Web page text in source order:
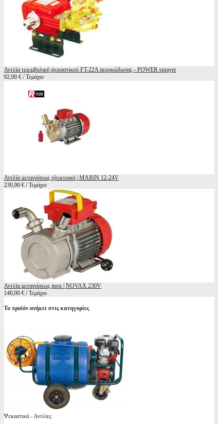
Αντλία τριεμβολική ψεκαστικού FT-22A αεροκώδωνας - POWER sprayer
92,00 € / Τεμάχιο
Αντλία μεταγγίσεως ηλεκτρική | ΜARIN 12-24V
230,00 € / Τεμάχιο
Αντλία μεταγγίσεως inox | NOVAX 230V
140,00 € / Τεμάχιο
Το προϊόν ανήκει στις κατηγορίες
Ψεκαστικά - Αντλίες